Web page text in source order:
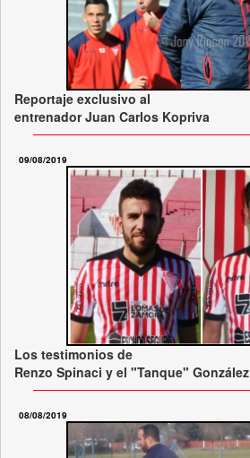
Reportaje exclusivo al
entrenador Juan Carlos Kopriva
09/08/2019
Los testimonios de
Renzo Spinaci y el "Tanque" González
08/08/2019